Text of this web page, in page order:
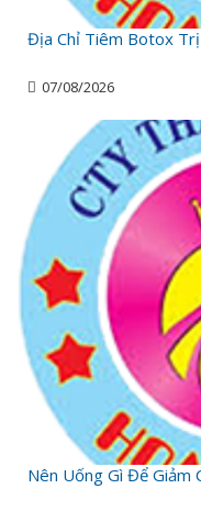
Địa Chỉ Tiêm Botox
07/08/2026
Nên Uống Gì Để Giảm